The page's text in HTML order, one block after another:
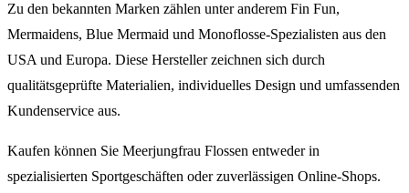
Zu den bekannten Marken zählen unter anderem Fin Fun,
Mermaidens, Blue Mermaid und Monoflosse-Spezialisten aus den
USA und Europa. Diese Hersteller zeichnen sich durch
qualitätsgeprüfte Materialien, individuelles Design und umfassenden
Kundenservice aus.
Kaufen können Sie Meerjungfrau Flossen entweder in
spezialisierten Sportgeschäften oder zuverlässigen Online-Shops.